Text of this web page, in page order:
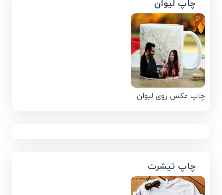
چاپ لیوان
چاپ عکس روی لیوان
چاپ تیشرت